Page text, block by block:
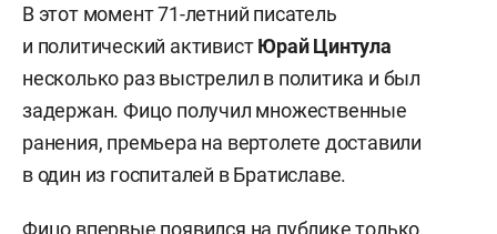
В этот момент 71-летний писатель
и политический активистЮрай Цинтула
несколько раз выстрелил в политика и был
задержан. Фицо получил множественные
ранения, премьера на вертолете доставили
в один из госпиталей в Братиславе.
Фицо впервые появился на публике только